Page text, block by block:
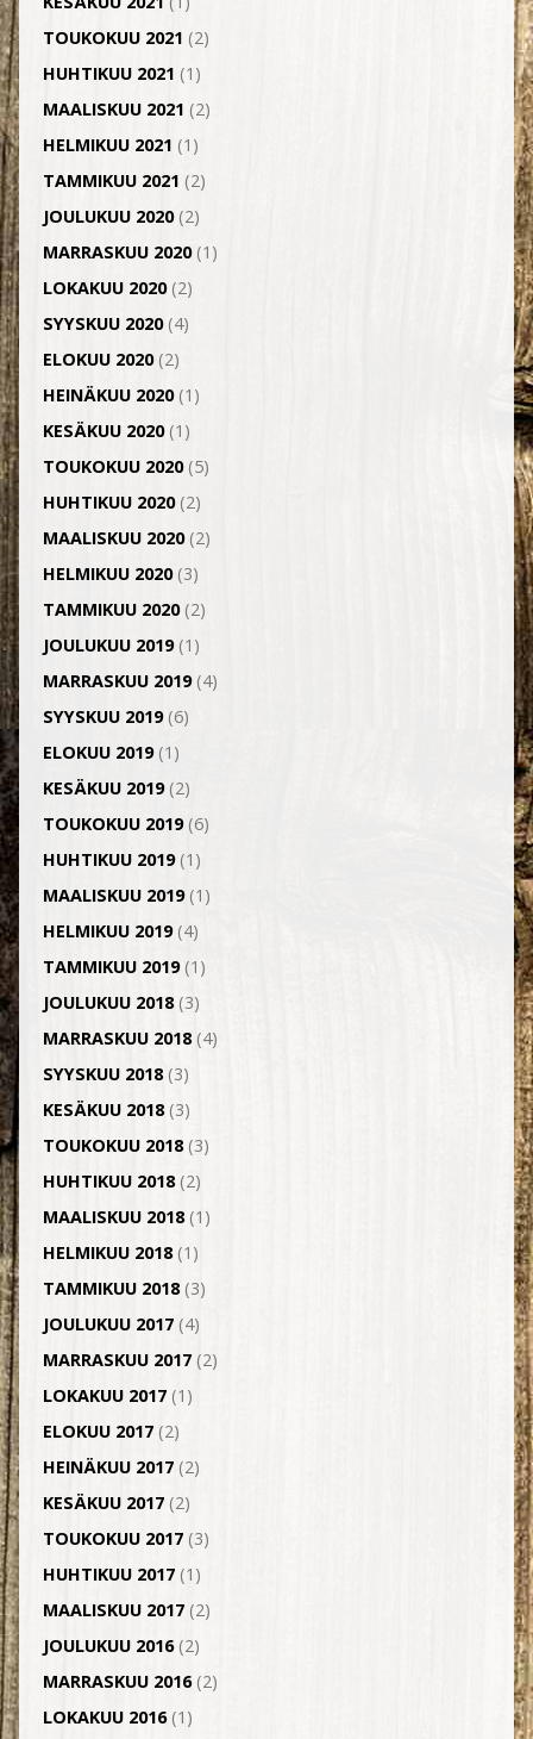
TOUKOKUU 2021 (2)
HUHTIKUU 2021 (1)
MAALISKUU 2021 (2)
HELMIKUU 2021 (1)
TAMMIKUU 2021 (2)
JOULUKUU 2020(2)
MARRASKUU 2020(1)
LOKAKUU 2020(2)
SYYSKUU 2020(4)
ELOKUU 2020(2)
HEINÄKUU 2020(1)
KESÄKUU 2020(1)
TOUKOKUU 2020(5)
HUHTIKUU 2020(2)
MAALISKUU 2020(2)
HELMIKUU 2020(3)
TAMMIKUU 2020(2)
JOULUKUU 2019(1)
MARRASKUU 2019(4)
SYYSKUU 2019(6)
ELOKUU 2019(1)
KESÄKUU 2019(2)
TOUKOKUU 2019(6)
HUHTIKUU 2019(1)
MAALISKUU 2019(1)
HELMIKUU 2019(4)
TAMMIKUU 2019(1)
JOULUKUU 2018(3)
MARRASKUU 2018(4)
SYYSKUU 2018(3)
KESÄKUU 2018(3)
TOUKOKUU 2018(3)
HUHTIKUU 2018(2)
MAALISKUU 2018(1)
HELMIKUU 2018(1)
TAMMIKUU 2018(3)
JOULUKUU 2017(4)
MARRASKUU 2017(2)
LOKAKUU 2017(1)
ELOKUU 2017(2)
HEINÄKUU 2017(2)
KESÄKUU 2017(2)
TOUKOKUU 2017(3)
HUHTIKUU 2017(1)
MAALISKUU 2017(2)
JOULUKUU 2016(2)
MARRASKUU 2016(2)
LOKAKUU 2016(1)